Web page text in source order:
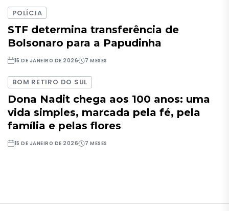
POLÍCIA
STF determina transferência de
Bolsonaro para a Papudinha
15 DE JANEIRO DE 2026 7 MESES
BOM RETIRO DO SUL
Dona Nadit chega aos 100 anos: uma
vida simples, marcada pela fé, pela
família e pelas flores
15 DE JANEIRO DE 2026 7 MESES